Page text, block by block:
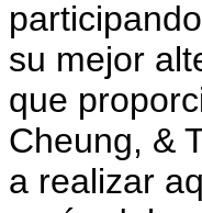
su mejor
que
Cheung, &
a realizar